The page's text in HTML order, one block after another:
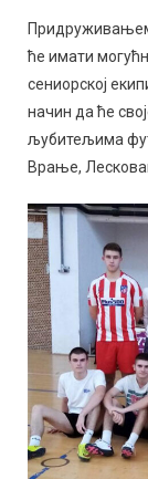
ће имати
сениорској
начин да ће
љубитељима
Врање,